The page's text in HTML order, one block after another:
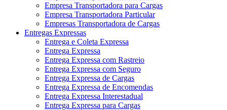
Empresa Transportadora para Cargas
Empresa Transportadora Particular
Empresas Transportadora de Cargas
Entregas Expressas
Entrega e Coleta Expressa
Entrega Expressa
Entrega Expressa com Rastreio
Entrega Expressa com Seguro
Entrega Expressa de Cargas
Entrega Expressa de Encomendas
Entrega Expressa Interestadual
Entrega Expressa para Cargas